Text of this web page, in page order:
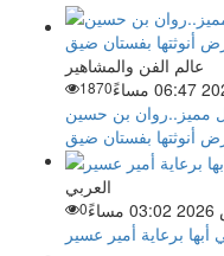
عالم الفن والمشاهير
1870
مميز..روان بن حسين
أنوثتها بفستان ضيق
العربي
0
برعاية أمير عسير